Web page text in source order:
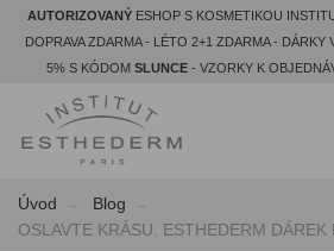
AUTORIZOVANÝ ESHOP S KOSMETIKOU
DOPRAVA ZDARMA - LÉTO 2+1 ZDARMA - DÁRKY
5% S KÓDOM SLUNCE - VZORKY K
Úvod
Blog
OSLAVTE KRÁSU. ESTHEDERM